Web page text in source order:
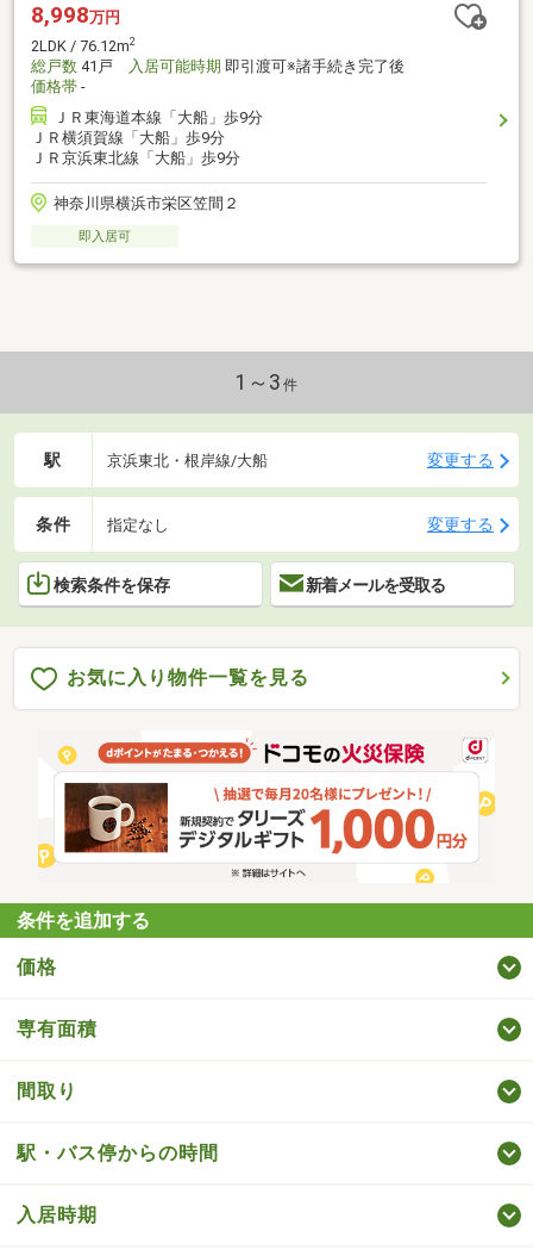
8,998万円
2LDK / 76.12m2
総戸数 41戸 入居可能時期 即引渡可※諸手続き完了後
価格帯 -
ＪＲ東海道本線「大船」歩9分
ＪＲ横須賀線「大船」歩9分
ＪＲ京浜東北線「大船」歩9分
神奈川県横浜市栄区笠間２
即入居可
1～3 件
駅 京浜東北・根岸線/大船 変更する
条件 指定なし 変更する
検索条件を保存 新着メールを受取る
お気に入り物件一覧を見る
条件を追加する
価格
専有面積
間取り
駅・バス停からの時間
入居時期